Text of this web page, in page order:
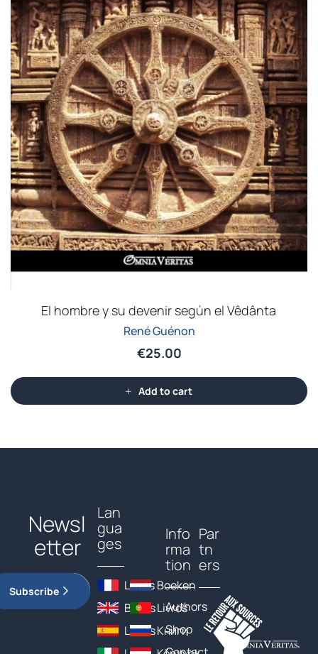
El hombre y su devenir según el Vêdânta
René Guénon
€25.00
Add to cart
Newsl
etter
Subscribe
Lan
gua
ges
Livres
Books
Libros
Boeken
Livros
Книги
Info
rma
tion
Authors
Shop
Par
tn
ers